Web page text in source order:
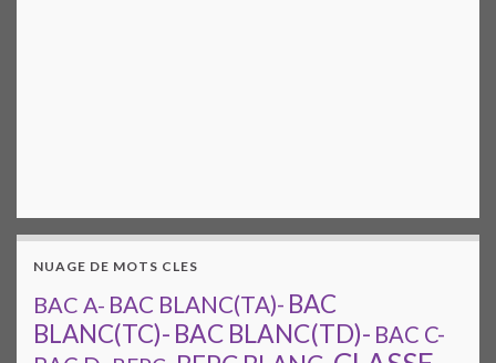
NUAGE DE MOTS CLES
BAC A- BAC BLANC(TA)- BAC
BLANC(TC)- BAC BLANC(TD)- BAC C-